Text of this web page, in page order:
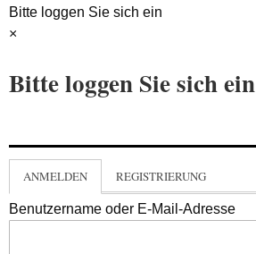
Bitte loggen Sie sich ein
×
Bitte loggen Sie sich ein
ANMELDEN REGISTRIERUNG
Benutzername oder E-Mail-Adresse